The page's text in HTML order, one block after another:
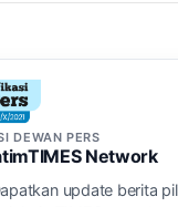
DEWAN PERS
Network
update berita